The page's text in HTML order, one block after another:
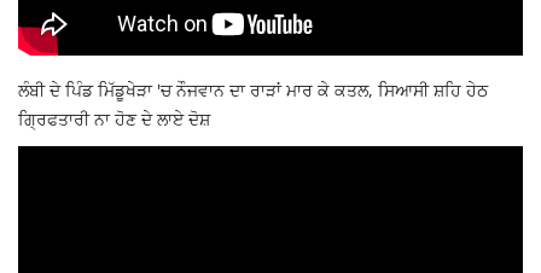
ਲੰਬੀ ਦੇ ਪਿੰਡ ਮਿੱਡੂਖੇੜਾ 'ਚ ਨੌਜਵਾਨ ਦਾ ਰਾੜਾਂ ਮਾਰ ਕੇ ਕਤਲ, ਸਿਆਸੀ ਸ਼ਹਿ ਹੇਠ
ਗ੍ਰਿਫਤਾਰੀ ਨਾ ਹੋਣ ਦੇ ਲਾਏ ਦੋਸ਼